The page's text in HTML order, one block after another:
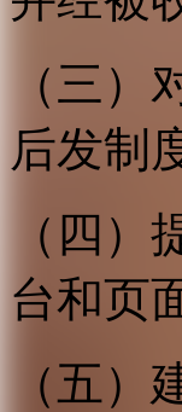
（三
后发制
（四
台和页
（五